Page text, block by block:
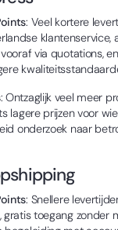
: Veel kortere
klantenservice,
via quotations,
: Ontzaglijk veel meer
lagere prijzen voor
onderzoek naar
: Snellere
toegang zonder